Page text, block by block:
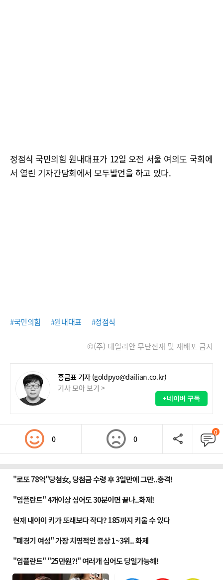
정점식 국민의힘 원내대표가 12일 오전 서울 여의도 국회에
서 열린 기자간담회에서 모두발언을 하고 있다.
#국민의힘 #원내대표 #정점식
©(주) 데일리안 무단전재 및 재배포 금지
홍금표 기자 (goldpyo@dailian.co.kr)
기사 모아 보기 >
+네이버 구독
0 0
0